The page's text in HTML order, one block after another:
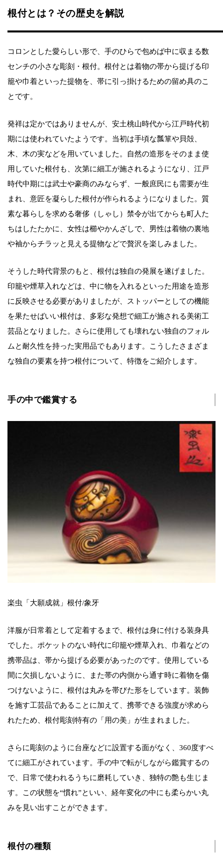
根付とは？その歴史を解説
コロンとした愛らしい形で、手のひらで包めば中に収まる数
センチの小さな彫刻・根付。根付とは着物の帯から提げる印
籠や巾着といった提物を、帯に引っ掛けるための留め具のこ
とです。
発祥は定かではありませんが、安土桃山時代から江戸時代初
期には使われていたようです。当初は手頃な瓢箪や貝殻、
木、木の実などを用いていました。自然の造形をそのまま使
用していた根付も、次第に細工が施されるようになり、江戸
時代中期には武士や豪商のみならず、一般庶民にも需要が生
まれ、意匠を凝らした根付が作られるようになりました。質
素な暮らしを求める奢侈（しゃし）禁令が出てからも町人た
ちはしたたかに、女性は櫛やかんざしで、男性は着物の裏地
や袖からチラッと見える提物などで贅沢を楽しみました。
そうした時代背景のもと、根付は独自の発展を遂げました。
印籠や煙草入れなどは、中に物を入れるといった用途を造形
に反映させる必要がありましたが、ストッパーとしての機能
を果たせばいい根付は、多彩な発想で細工が施される美術工
芸品となりました。さらに使用しても壊れない独自のフォル
ムと耐久性を持った実用品でもあります。こうしたさまざま
な独自の要素を持つ根付について、特徴をご紹介します。
手の中で鑑賞する
楽虫「大願成就」根付/象牙
洋服が日常着として定着するまで、根付は身に付ける装身具
でした。ポケットのない時代に印籠や煙草入れ、巾着などの
携帯品は、帯から提げる必要があったのです。使用している
間に欠損しないように、また帯の内側から通す時に着物を傷
つけないように、根付は丸みを帯びた形をしています。装飾
を施す工芸品であることに加えて、携帯できる強度が求めら
れたため、根付彫刻特有の「用の美」が生まれました。
さらに彫刻のように台座などに設置する面がなく、360度すべ
てに細工がされています。手の中で転がしながら鑑賞するの
で、日常で使われるうちに磨耗していき、独特の艶も生じま
す。この状態を“慣れ”といい、経年変化の中にも柔らかい丸
みを見い出すことができます。
根付の種類